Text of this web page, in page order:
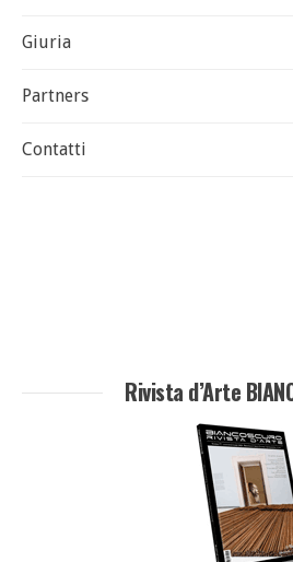
Giuria
Partners
Contatti
Rivista d’Arte